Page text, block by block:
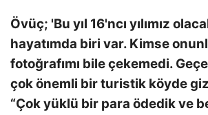
Övüç; 'Bu yıl 16'ncı yılımız
hayatımda biri var. Kimse
fotoğrafımı bile çekemedi.
çok önemli bir turistik köyde
“Çok yüklü bir para ödedik ve